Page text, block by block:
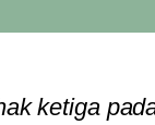
ketiga